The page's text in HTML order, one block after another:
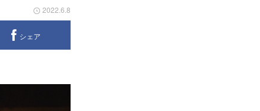
2022.6.8
シェア